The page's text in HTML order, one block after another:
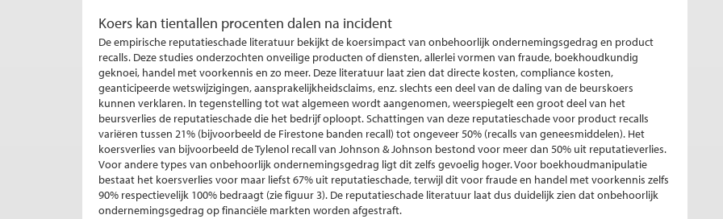
Koers kan tientallen procenten dalen na incident
De empirische reputatieschade literatuur bekijkt de koersimpact van onbehoorlijk ondernemingsgedrag en product
recalls. Deze studies onderzochten onveilige producten of diensten, allerlei vormen van fraude, boekhoudkundig
geknoei, handel met voorkennis en zo meer. Deze literatuur laat zien dat directe kosten, compliance kosten,
geanticipeerde wetswijzigingen, aansprakelijkheidsclaims, enz. slechts een deel van de daling van de beurskoers
kunnen verklaren. In tegenstelling tot wat algemeen wordt aangenomen, weerspiegelt een groot deel van het
beursverlies de reputatieschade die het bedrijf oploopt. Schattingen van deze reputatieschade voor product recalls
variëren tussen 21% (bijvoorbeeld de Firestone banden recall) tot ongeveer 50% (recalls van geneesmiddelen). Het
koersverlies van bijvoorbeeld de Tylenol recall van Johnson & Johnson bestond voor meer dan 50% uit reputatieverlies.
Voor andere types van onbehoorlijk ondernemingsgedrag ligt dit zelfs gevoelig hoger. Voor boekhoudmanipulatie
bestaat het koersverlies voor maar liefst 67% uit reputatieschade, terwijl dit voor fraude en handel met voorkennis zelfs
90% respectievelijk 100% bedraagt (zie figuur 3). De reputatieschade literatuur laat dus duidelijk zien dat onbehoorlijk
ondernemingsgedrag op financiële markten worden afgestraft.